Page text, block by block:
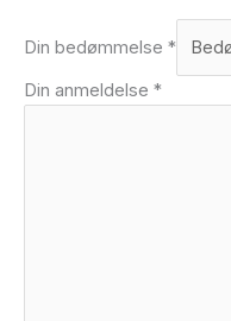
Din bedømmelse *
Din anmeldelse *